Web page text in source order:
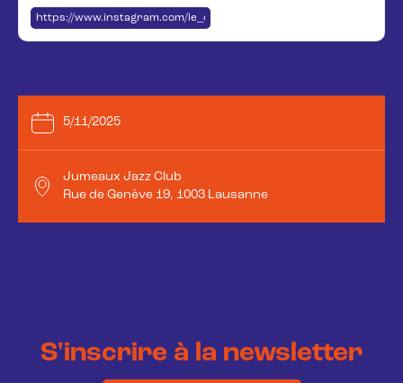
https://www.instagram.com/le_chic_astral/
5/11/2025
Jumeaux Jazz Club
Rue de Genève 19, 1003 Lausanne
S'inscrire à la newsletter